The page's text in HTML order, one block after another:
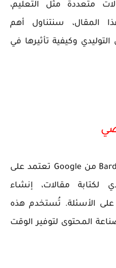
متعددة مثل التعليم،
المقال، سنتناول أهم
وكيفية تأثيرها في
التطبيقات مثل ChatGPT وBard من Google تعتمد على
لكتابة مقالات، إنشاء
على الأسئلة. تُستخدم هذه
المحتوى لتوفير الوقت